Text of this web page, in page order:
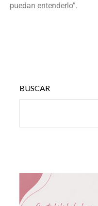
puedan entenderlo”.
BUSCAR